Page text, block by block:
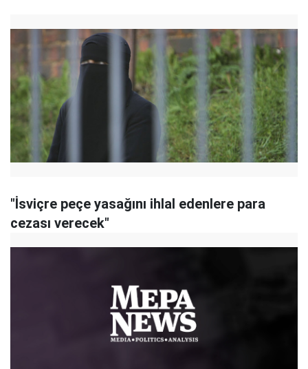
"İsviçre peçe yasağını ihlal edenlere para
cezası verecek"